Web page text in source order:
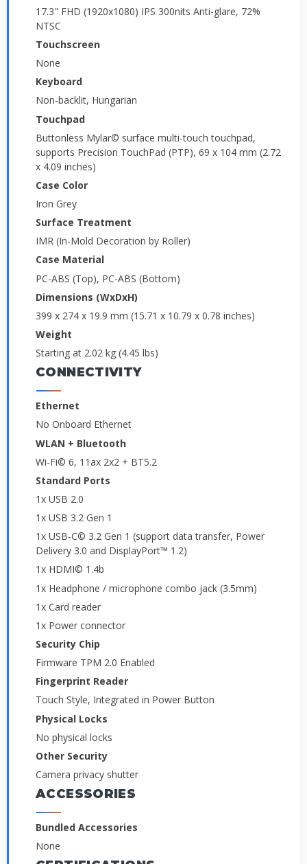
17.3" FHD (1920x1080) IPS 300nits Anti-glare, 72%
NTSC
Touchscreen
None
Keyboard
Non-backlit, Hungarian
Touchpad
Buttonless Mylar© surface multi-touch touchpad,
supports Precision TouchPad (PTP), 69 x 104 mm (2.72
x 4.09 inches)
Case Color
Iron Grey
Surface Treatment
IMR (In-Mold Decoration by Roller)
Case Material
PC-ABS (Top), PC-ABS (Bottom)
Dimensions (WxDxH)
399 x 274 x 19.9 mm (15.71 x 10.79 x 0.78 inches)
Weight
Starting at 2.02 kg (4.45 lbs)
CONNECTIVITY
Ethernet
No Onboard Ethernet
WLAN + Bluetooth
Wi-Fi© 6, 11ax 2x2 + BT5.2
Standard Ports
1x USB 2.0
1x USB 3.2 Gen 1
1x USB-C© 3.2 Gen 1 (support data transfer, Power
Delivery 3.0 and DisplayPort™ 1.2)
1x HDMI© 1.4b
1x Headphone / microphone combo jack (3.5mm)
1x Card reader
1x Power connector
Security Chip
Firmware TPM 2.0 Enabled
Fingerprint Reader
Touch Style, Integrated in Power Button
Physical Locks
No physical locks
Other Security
Camera privacy shutter
ACCESSORIES
Bundled Accessories
None